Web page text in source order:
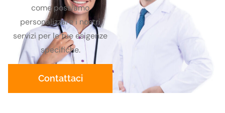
come possiamo
personalizzare i nostri
servizi per le tue esigenze
specifiche.
Contattaci